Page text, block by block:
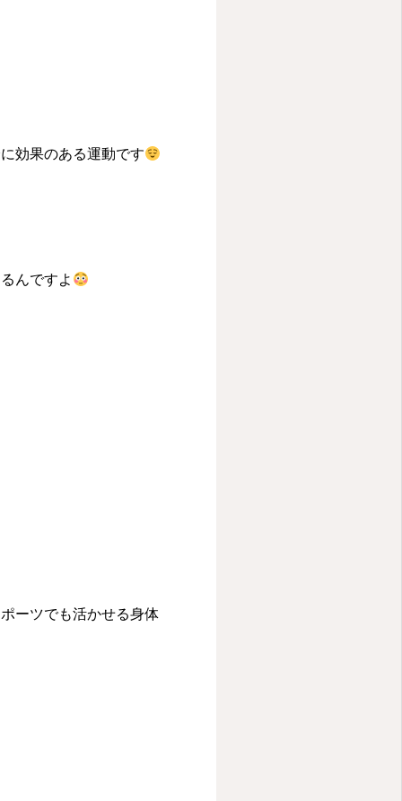
効果のある運動です
んですよ
ーツでも活かせる身体